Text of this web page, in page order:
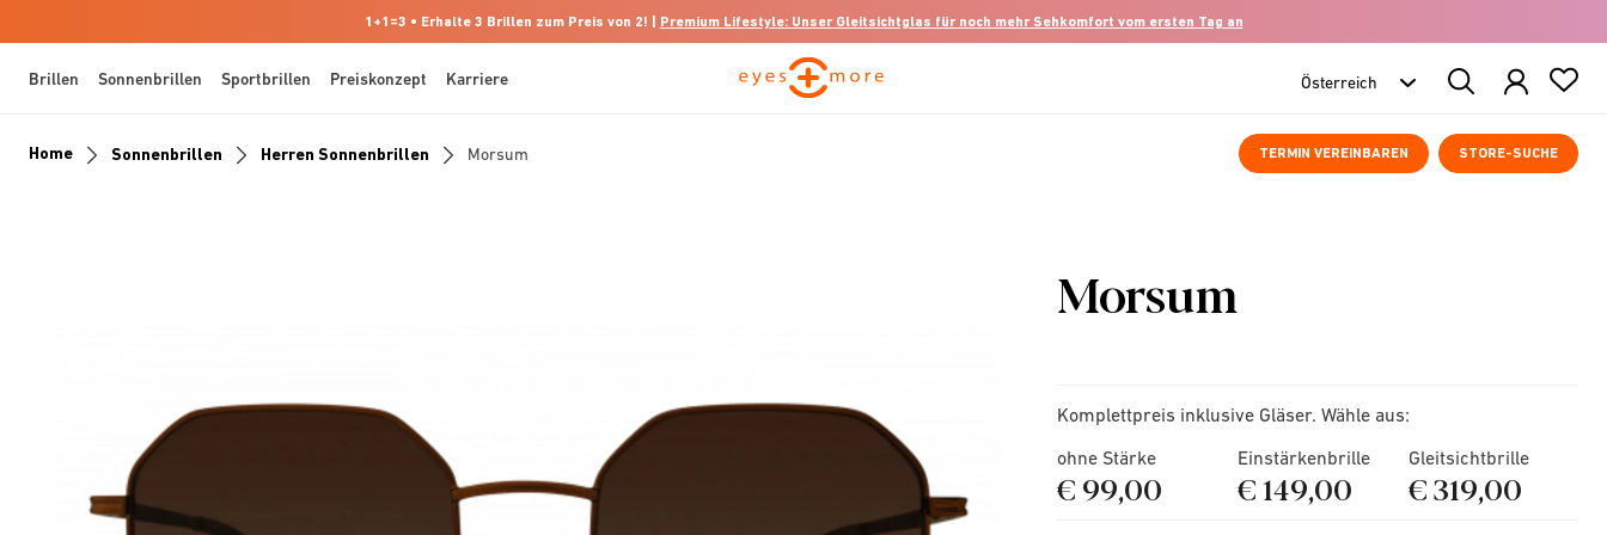
1+1=3 • Erhalte 3 Brillen zum Preis von 2! | Premium Lifestyle: Unser Gleitsichtglas für noch mehr Sehkomfort vom ersten Tag an
Brillen Sonnenbrillen Sportbrillen Preiskonzept Karriere
Search
Products
TERMIN VEREINBAREN STORE-SUCHE
Home Sonnenbrillen Herren Sonnenbrillen Morsum
Morsum
Komplettpreis inklusive Gläser. Wähle aus:
ohne Stärke
€ 99,00
Einstärkenbrille
€ 149,00
Gleitsichtbrille
€ 319,00